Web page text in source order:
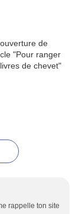
rappelle ton site